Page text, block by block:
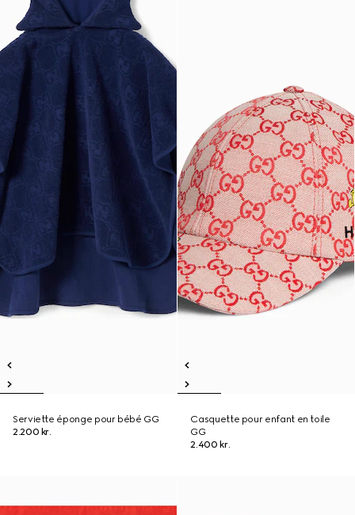
Serviette éponge pour bébé GG
2.200 kr.
Casquette pour enfant en toile
GG
2.400 kr.